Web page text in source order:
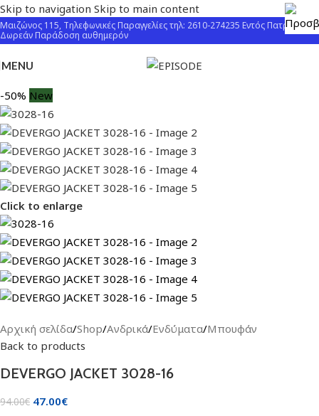
Skip to navigation Skip to main content
Μαιζώνος 115, Τηλεφωνικές Παραγγελίες τηλ: 2610-274235 Εντός Πατρών
Δωρεάν Παράδοση αυθημερόν
MENU
-50% New
Click to enlarge
Αρχική σελίδα/Shop/Ανδρικά/Ενδύματα/Μπουφάν
Back to products
DEVERGO JACKET 3028-16
94.00€ 47.00€